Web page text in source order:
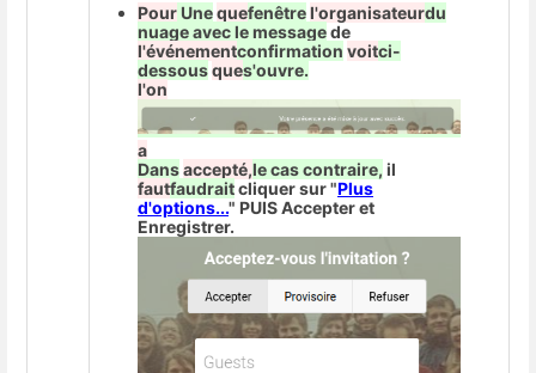
Pour Unequefenêtrel'organisateurdu
nuage avec le messagede
l'événementconfirmation voitci-
dessousques'ouvre.
l'on
a
Dansaccepté,le cas contraire, il
fautfaudraitcliquer sur "Plus
d'options..." PUIS Accepter et
Enregistrer.